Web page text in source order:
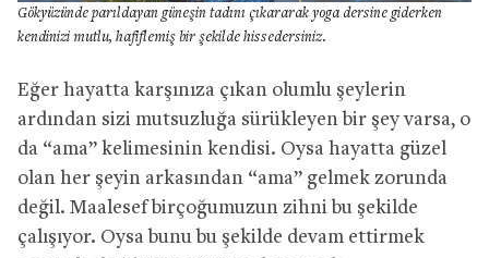
Gökyüzünde parıldayan güneşin tadını çıkararak yoga dersine giderken
kendinizi mutlu, hafiflemiş bir şekilde hissedersiniz.
Eğer hayatta karşınıza çıkan olumlu şeylerin
ardından sizi mutsuzluğa sürükleyen bir şey varsa, o
da “ama” kelimesinin kendisi. Oysa hayatta güzel
olan her şeyin arkasından “ama” gelmek zorunda
değil. Maalesef birçoğumuzun zihni bu şekilde
çalışıyor. Oysa bunu bu şekilde devam ettirmek